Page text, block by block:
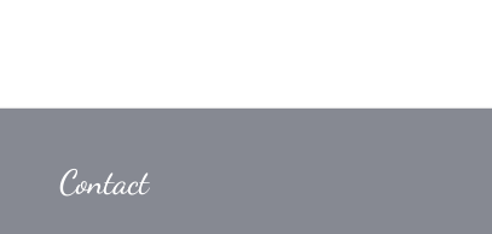
Contact